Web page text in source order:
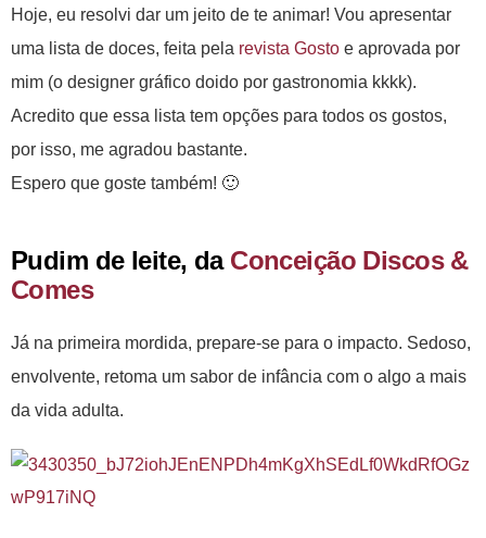
Hoje, eu resolvi dar um jeito de te animar! Vou apresentar
uma lista de doces, feita pela revista Gosto e aprovada por
mim (o designer gráfico doido por gastronomia kkkk).
Acredito que essa lista tem opções para todos os gostos,
por isso, me agradou bastante.
Espero que goste também! 🙂
Pudim de leite, da Conceição Discos &
Comes
Já na primeira mordida, prepare-se para o impacto. Sedoso,
envolvente, retoma um sabor de infância com o algo a mais
da vida adulta.